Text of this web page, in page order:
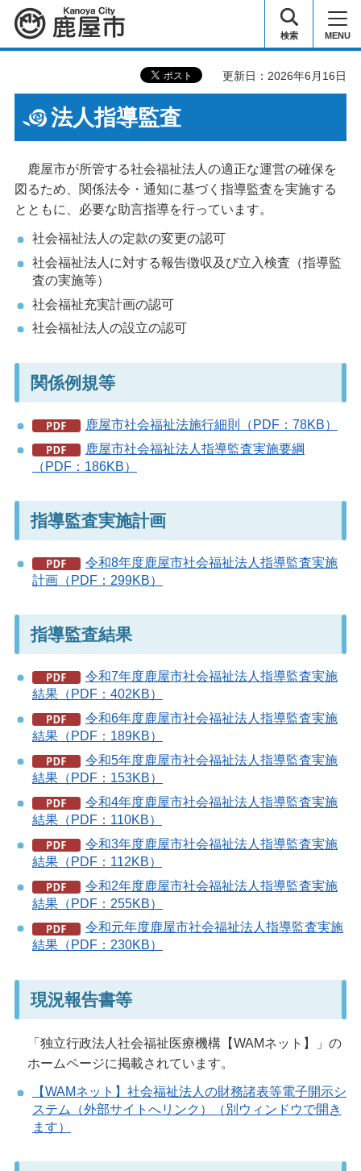
鹿屋市 検索 MENU
更新日：2026年6月16日
法人指導監査
鹿屋市が所管する社会福祉法人の適正な運営の確保を
図るため、関係法令・通知に基づく指導監査を実施する
とともに、必要な助言指導を行っています。
社会福祉法人の定款の変更の認可
社会福祉法人に対する報告徴収及び立入検査（指導監
査の実施等）
社会福祉充実計画の認可
社会福祉法人の設立の認可
関係例規等
鹿屋市社会福祉法施行細則（PDF：78KB）
鹿屋市社会福祉法人指導監査実施要綱
（PDF：186KB）
指導監査実施計画
令和8年度鹿屋市社会福祉法人指導監査実施
計画（PDF：299KB）
指導監査結果
令和7年度鹿屋市社会福祉法人指導監査実施
結果（PDF：402KB）
令和6年度鹿屋市社会福祉法人指導監査実施
結果（PDF：189KB）
令和5年度鹿屋市社会福祉法人指導監査実施
結果（PDF：153KB）
令和4年度鹿屋市社会福祉法人指導監査実施
結果（PDF：110KB）
令和3年度鹿屋市社会福祉法人指導監査実施
結果（PDF：112KB）
令和2年度鹿屋市社会福祉法人指導監査実施
結果（PDF：255KB）
令和元年度鹿屋市社会福祉法人指導監査実施
結果（PDF：230KB）
現況報告書等
「独立行政法人社会福祉医療機構【WAMネット】」の
ホームページに掲載されています。
【WAMネット】社会福祉法人の財務諸表等電子開示シ
ステム（外部サイトへリンク）（別ウィンドウで開き
ます）